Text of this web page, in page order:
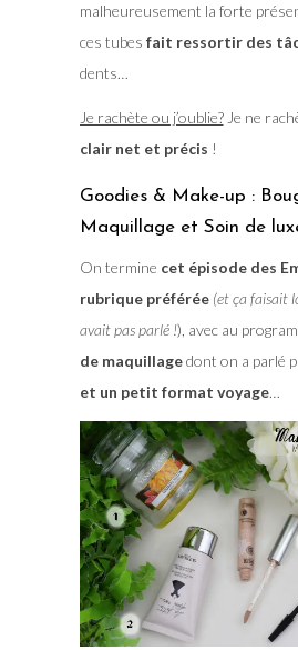
malheureusement la forte
ces tubes fait ressortir des
dents…
Je rachète ou j’oublie?Je ne
clair net et précis !
Goodies & Make-up :
Maquillage et Soin de
On termine cet épisode des
rubrique préférée (et ça faisait
avait pas parlé !), avec au
de maquillagedont on a parlé
et un petit format voyage…